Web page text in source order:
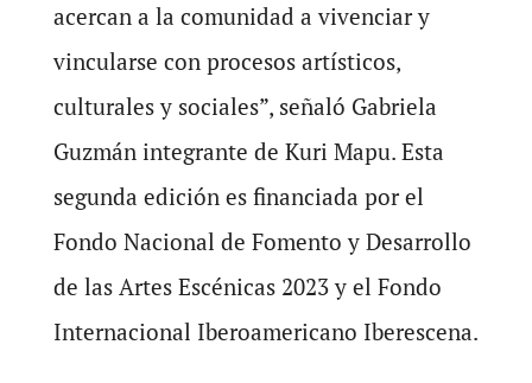
acercan a la comunidad a vivenciar y
vincularse con procesos artísticos,
culturales y sociales”, señaló Gabriela
Guzmán integrante de Kuri Mapu. Esta
segunda edición es financiada por el
Fondo Nacional de Fomento y Desarrollo
de las Artes Escénicas 2023 y el Fondo
Internacional Iberoamericano Iberescena.